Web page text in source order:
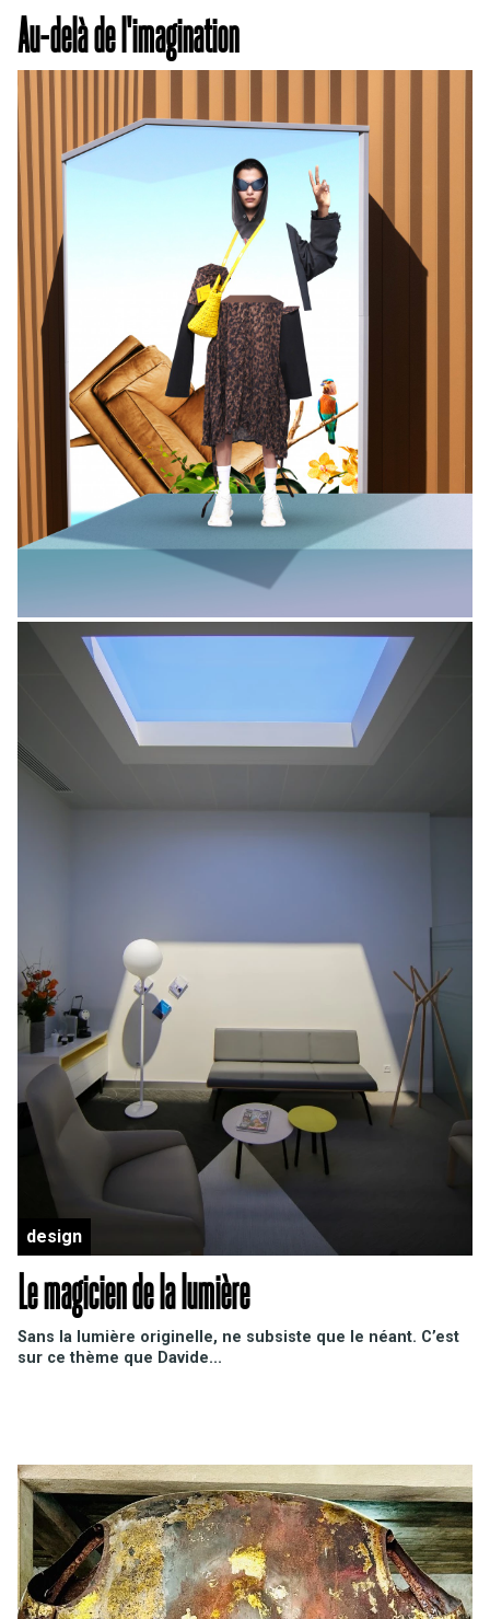
Au-delà de l'imagination
design
Le magicien de la lumière
Sans la lumière originelle, ne subsiste que le néant. C’est
sur ce thème que Davide...